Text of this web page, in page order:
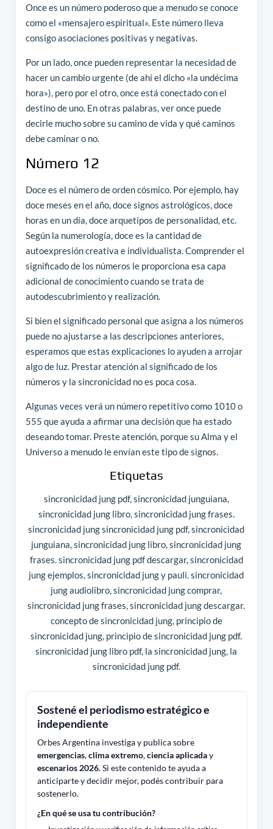
Once es un número poderoso que a menudo se conoce
como el «mensajero espiritual». Este número lleva
consigo asociaciones positivas y negativas.
Por un lado, once pueden representar la necesidad de
hacer un cambio urgente (de ahí el dicho «la undécima
hora»), pero por el otro, once está conectado con el
destino de uno. En otras palabras, ver once puede
decirle mucho sobre su camino de vida y qué caminos
debe caminar o no.
Número 12
Doce es el número de orden cósmico. Por ejemplo, hay
doce meses en el año, doce signos astrológicos, doce
horas en un día, doce arquetipos de personalidad, etc.
Según la numerología, doce es la cantidad de
autoexpresión creativa e individualista. Comprender el
significado de los números le proporciona esa capa
adicional de conocimiento cuando se trata de
autodescubrimiento y realización.
Si bien el significado personal que asigna a los números
puede no ajustarse a las descripciones anteriores,
esperamos que estas explicaciones lo ayuden a arrojar
algo de luz. Prestar atención al significado de los
números y la sincronicidad no es poca cosa.
Algunas veces verá un número repetitivo como 1010 o
555 que ayuda a afirmar una decisión que ha estado
deseando tomar. Preste atención, porque su Alma y el
Universo a menudo le envían este tipo de signos.
Etiquetas
sincronicidad jung pdf, sincronicidad junguiana,
sincronicidad jung libro, sincronicidad jung frases.
sincronicidad jung sincronicidad jung pdf, sincronicidad
junguiana, sincronicidad jung libro, sincronicidad jung
frases. sincronicidad jung pdf descargar, sincronicidad
jung ejemplos, sincronicidad jung y pauli. sincronicidad
jung audiolibro, sincronicidad jung comprar,
sincronicidad jung frases, sincronicidad jung descargar.
concepto de sincronicidad jung, principio de
sincronicidad jung, principio de sincronicidad jung pdf.
sincronicidad jung libro pdf, la sincronicidad jung, la
sincronicidad jung pdf.
Sostené el periodismo estratégico e
independiente
Orbes Argentina investiga y publica sobre
emergencias,clima extremo,ciencia aplicaday
escenarios 2026. Si este contenido te ayuda a
anticiparte y decidir mejor, podés contribuir para
sostenerlo.
¿En qué se usa tu contribución?